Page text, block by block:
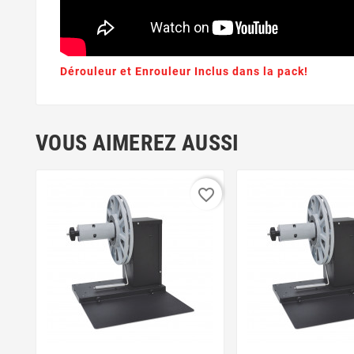
Dérouleur et Enrouleur Inclus dans la pack!
VOUS AIMEREZ AUSSI
favorite_border